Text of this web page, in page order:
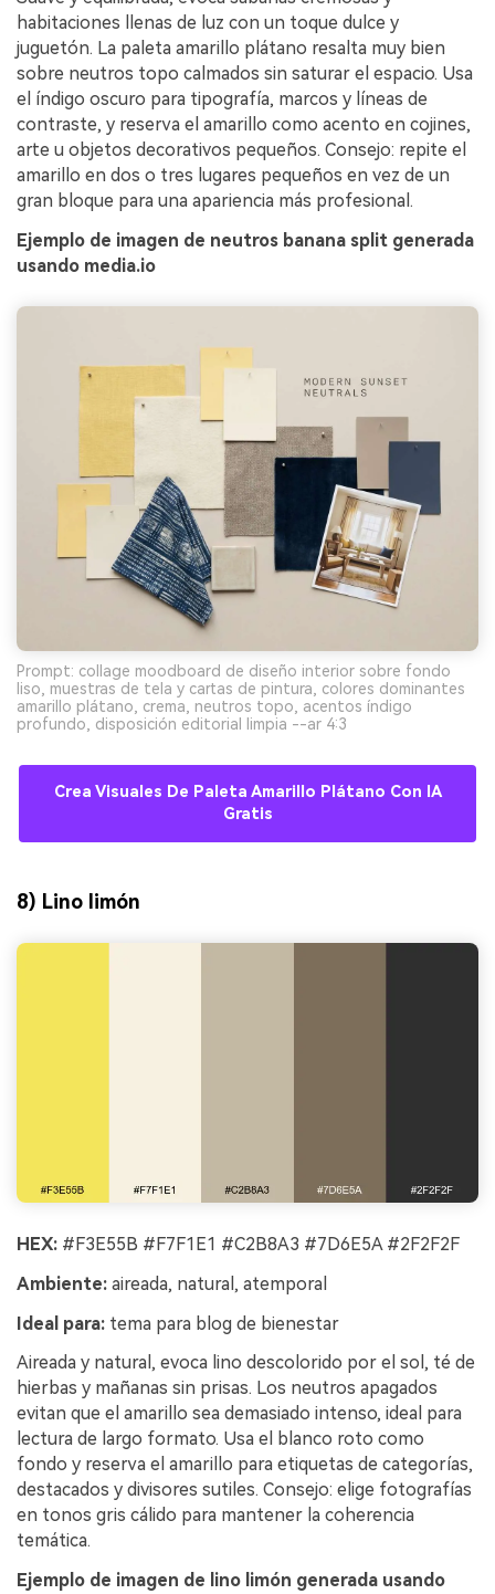
habitaciones llenas de luz con un toque dulce y
juguetón. La paleta amarillo plátano resalta muy bien
sobre neutros topo calmados sin saturar el espacio. Usa
el índigo oscuro para tipografía, marcos y líneas de
contraste, y reserva el amarillo como acento en cojines,
arte u objetos decorativos pequeños. Consejo: repite el
amarillo en dos o tres lugares pequeños en vez de un
gran bloque para una apariencia más profesional.
Ejemplo de imagen de neutros banana split generada
usando media.io
Prompt: collage moodboard de diseño interior sobre fondo
liso, muestras de tela y cartas de pintura, colores dominantes
amarillo plátano, crema, neutros topo, acentos índigo
profundo, disposición editorial limpia --ar 4:3
Crea Visuales De Paleta Amarillo Plátano Con IA
Gratis
8) Lino limón
HEX: #F3E55B #F7F1E1 #C2B8A3 #7D6E5A #2F2F2F
Ambiente: aireada, natural, atemporal
Ideal para: tema para blog de bienestar
Aireada y natural, evoca lino descolorido por el sol, té de
hierbas y mañanas sin prisas. Los neutros apagados
evitan que el amarillo sea demasiado intenso, ideal para
lectura de largo formato. Usa el blanco roto como
fondo y reserva el amarillo para etiquetas de categorías,
destacados y divisores sutiles. Consejo: elige fotografías
en tonos gris cálido para mantener la coherencia
temática.
Ejemplo de imagen de lino limón generada usando